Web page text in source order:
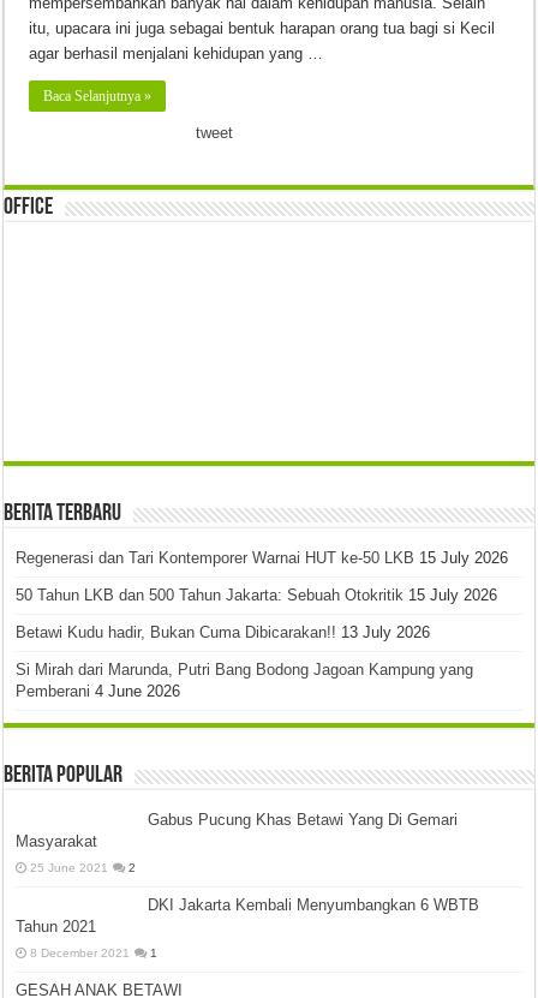
itu, upacara ini juga sebagai bentuk harapan orang tua bagi si Kecil
agar berhasil menjalani kehidupan yang …
Baca Selanjutnya »
tweet
Office
Berita Terbaru
Regenerasi dan Tari Kontemporer Warnai HUT ke-50 LKB 15 July 2026
50 Tahun LKB dan 500 Tahun Jakarta: Sebuah Otokritik 15 July 2026
Betawi Kudu hadir, Bukan Cuma Dibicarakan!! 13 July 2026
Si Mirah dari Marunda, Putri Bang Bodong Jagoan Kampung yang
Pemberani 4 June 2026
Berita Popular
Gabus Pucung Khas Betawi Yang Di Gemari
Masyarakat
25 June 2021 2
DKI Jakarta Kembali Menyumbangkan 6 WBTB
Tahun 2021
8 December 2021 1
GESAH ANAK BETAWI